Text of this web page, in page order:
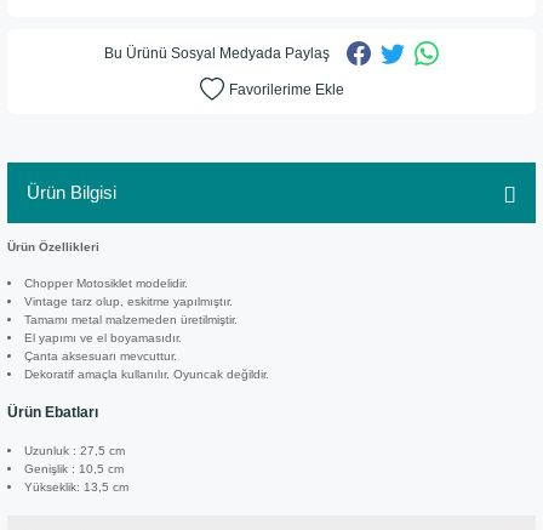
Bu Ürünü Sosyal Medyada Paylaş
Ürün Bilgisi
Ürün Özellikleri
Chopper Motosiklet modelidir.
Vintage tarz olup, eskitme yapılmıştır.
Tamamı metal malzemeden üretilmiştir.
El yapımı ve el boyamasıdır.
Çanta aksesuarı mevcuttur.
Dekoratif amaçla kullanılır. Oyuncak değildir.
Ürün Ebatları
Uzunluk : 27,5 cm
Genişlik : 10,5 cm
Yükseklik: 13,5 cm